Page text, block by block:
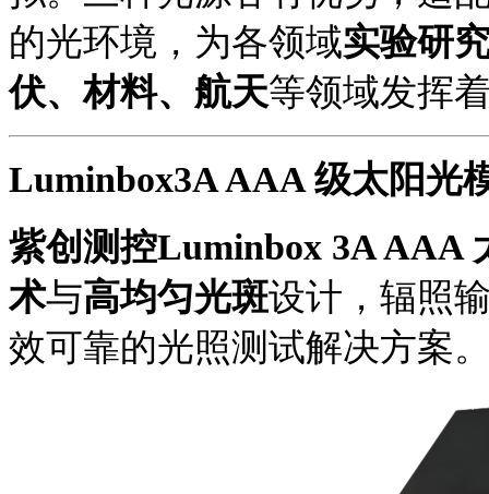
的光环境，为各领域实验研
伏、材料、航天等领域发挥
Luminbox3A AAA 级太阳光
紫创测控Luminbox 3A AAA
术与高均匀光斑设计 ，辐照
效可靠的光照测试解决方案